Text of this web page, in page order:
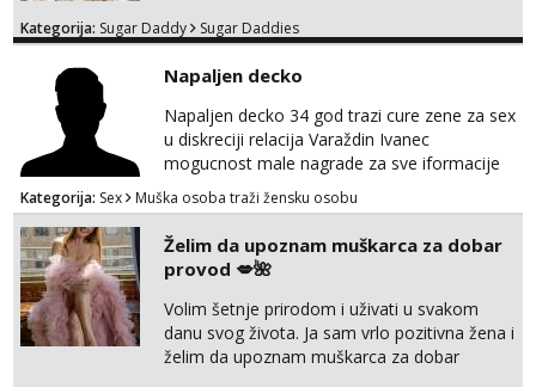
Kategorija: Sugar Daddy Sugar Daddies
Napaljen decko
Napaljen decko 34 god trazi cure zene za sex
u diskreciji relacija Varaždin Ivanec
mogucnost male nagrade za sve iformacije
pisite na broj 098819637 pusa
Kategorija: Sex Muška osoba traži žensku osobu
Želim da upoznam muškarca za dobar
provod 💋🌺
Volim šetnje prirodom i uživati u svakom
danu svog života. Ja sam vrlo pozitivna žena i
želim da upoznam muškarca za dobar